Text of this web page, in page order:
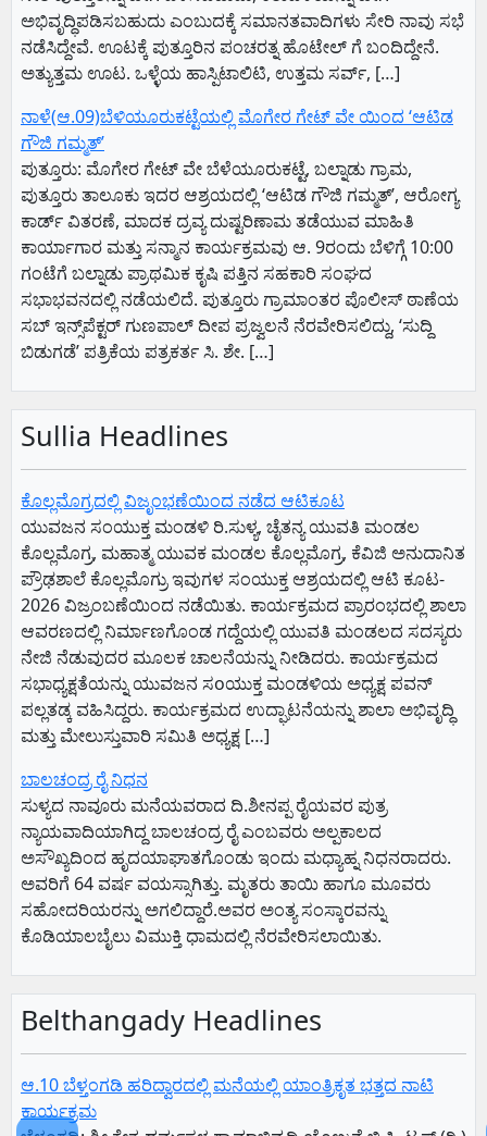
ಅಭಿವೃದ್ಧಿಪಡಿಸಬಹುದು ಎಂಬುದಕ್ಕೆ ಸಮಾನತವಾದಿಗಳು ಸೇರಿ ನಾವು ಸಭೆ
ನಡೆಸಿದ್ದೇವೆ. ಊಟಕ್ಕೆ ಪುತ್ತೂರಿನ ಪಂಚರತ್ನ ಹೊಟೇಲ್‌ ಗೆ ಬಂದಿದ್ದೇನೆ.
ಅತ್ಯುತ್ತಮ ಊಟ. ಒಳ್ಳೆಯ ಹಾಸ್ಪಿಟಾಲಿಟಿ, ಉತ್ತಮ ಸರ್ವ್‌, […]
ನಾಳೆ(ಆ.09)ಬೆಳಿಯೂರುಕಟ್ಟೆಯಲ್ಲಿ ಮೊಗೇರ ಗೇಟ್ ವೇ ಯಿಂದ ‘ಆಟಿಡ
ಗೌಜಿ ಗಮ್ಮತ್’
​ಪುತ್ತೂರು: ಮೊಗೇರ ಗೇಟ್ ವೇ ಬೆಳೆಯೂರುಕಟ್ಟೆ, ಬಲ್ನಾಡು ಗ್ರಾಮ,
ಪುತ್ತೂರು ತಾಲೂಕು ಇದರ ಆಶ್ರಯದಲ್ಲಿ ‘ಆಟಿಡ ಗೌಜಿ ಗಮ್ಮತ್’, ಆರೋಗ್ಯ
ಕಾರ್ಡ್ ವಿತರಣೆ, ಮಾದಕ ದ್ರವ್ಯ ದುಷ್ಟರಿಣಾಮ ತಡೆಯುವ ಮಾಹಿತಿ
ಕಾರ್ಯಾಗಾರ ಮತ್ತು ಸನ್ಮಾನ ಕಾರ್ಯಕ್ರಮವು ಆ. 9ರಂದು ಬೆಳಿಗ್ಗೆ 10:00
ಗಂಟೆಗೆ ಬಲ್ನಾಡು ಪ್ರಾಥಮಿಕ ಕೃಷಿ ಪತ್ತಿನ ಸಹಕಾರಿ ಸಂಘದ
ಸಭಾಭವನದಲ್ಲಿ ನಡೆಯಲಿದೆ. ​ಪುತ್ತೂರು ಗ್ರಾಮಾಂತರ ಪೊಲೀಸ್ ಠಾಣೆಯ
ಸಬ್ ಇನ್ಸ್‌ಪೆಕ್ಟರ್ ಗುಣಪಾಲ್ ದೀಪ ಪ್ರಜ್ವಲನೆ ನೆರವೇರಿಸಲಿದ್ದು, ‘ಸುದ್ದಿ
ಬಿಡುಗಡೆ’ ಪತ್ರಿಕೆಯ ಪತ್ರಕರ್ತ ಸಿ. ಶೇ. […]
Sullia Headlines
ಕೊಲ್ಲಮೊಗ್ರದಲ್ಲಿ ವಿಜೃಂಭಣೆಯಿಂದ ನಡೆದ ಆಟಿಕೂಟ
ಯುವಜನ ಸಂಯುಕ್ತ ಮಂಡಳಿ ರಿ.ಸುಳ್ಯ, ಚೈತನ್ಯ ಯುವತಿ ಮಂಡಲ
ಕೊಲ್ಲಮೊಗ್ರ, ಮಹಾತ್ಮ ಯುವಕ ಮಂಡಲ ಕೊಲ್ಲಮೊಗ್ರ, ಕೆವಿಜಿ ಅನುದಾನಿತ
ಪ್ರೌಢಶಾಲೆ ಕೊಲ್ಲಮೊಗ್ರು ಇವುಗಳ ಸಂಯುಕ್ತ ಆಶ್ರಯದಲ್ಲಿ ಆಟಿ ಕೂಟ-
2026 ವಿಜ್ರಂಬಣೆಯಿಂದ ನಡೆಯಿತು. ಕಾರ್ಯಕ್ರಮದ ಪ್ರಾರಂಭದಲ್ಲಿ ಶಾಲಾ
ಆವರಣದಲ್ಲಿ ನಿರ್ಮಾಣಗೊಂಡ ಗದ್ದೆಯಲ್ಲಿ ಯುವತಿ ಮಂಡಲದ ಸದಸ್ಯರು
ನೇಜಿ ನೆಡುವುದರ ಮೂಲಕ ಚಾಲನೆಯನ್ನು ನೀಡಿದರು. ಕಾರ್ಯಕ್ರಮದ
ಸಭಾಧ್ಯಕ್ಷತೆಯನ್ನು ಯುವಜನ ಸoಯುಕ್ತ ಮಂಡಳಿಯ ಅಧ್ಯಕ್ಷ ಪವನ್
ಪಲ್ಲತಡ್ಕ ವಹಿಸಿದ್ದರು. ಕಾರ್ಯಕ್ರಮದ ಉದ್ಘಾಟನೆಯನ್ನು ಶಾಲಾ ಅಭಿವೃದ್ಧಿ
ಮತ್ತು ಮೇಲುಸ್ತುವಾರಿ ಸಮಿತಿ ಅಧ್ಯಕ್ಷ […]
ಬಾಲಚಂದ್ರ ರೈ ನಿಧನ
ಸುಳ್ಯದ ನಾವೂರು ಮನೆಯವರಾದ ದಿ.ಶೀನಪ್ಪ ರೈಯವರ ಪುತ್ರ
ನ್ಯಾಯವಾದಿಯಾಗಿದ್ದ ಬಾಲಚಂದ್ರ ರೈ ಎಂಬವರು ಅಲ್ಪಕಾಲದ
ಅಸೌಖ್ಯದಿಂದ ಹೃದಯಾಘಾತಗೊಂಡು ಇಂದು ಮಧ್ಯಾಹ್ನ ನಿಧನರಾದರು.
ಅವರಿಗೆ 64 ವರ್ಷ ವಯಸ್ಸಾಗಿತ್ತು. ಮೃತರು ತಾಯಿ ಹಾಗೂ ಮೂವರು
ಸಹೋದರಿಯರನ್ನು ಅಗಲಿದ್ದಾರೆ.ಅವರ ಅಂತ್ಯ ಸಂಸ್ಕಾರವನ್ನು
ಕೊಡಿಯಾಲಬೈಲು ವಿಮುಕ್ತಿ ಧಾಮದಲ್ಲಿ ನೆರವೇರಿಸಲಾಯಿತು.
Belthangady Headlines
ಆ.10 ಬೆಳ್ತಂಗಡಿ ಹರಿದ್ವಾರದಲ್ಲಿ ಮನೆಯಲ್ಲಿ ಯಾಂತ್ರಿಕೃತ ಭತ್ತದ ನಾಟಿ
ಕಾರ್ಯಕ್ರಮ